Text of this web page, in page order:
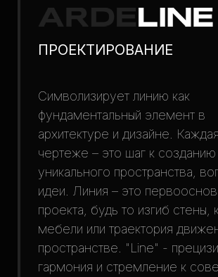
ПРОЕКТИРОВАНИЕ
Символизирует линию как
фундаментальный элемент в
архитектуре и дизайне.
чертеже – это шаг к созданию
уникального пространства,
идеи. Линия – это
проекта, будь то изгиб стены,
мебели или траектория
пространстве. "Line" -
гармония и стремление к